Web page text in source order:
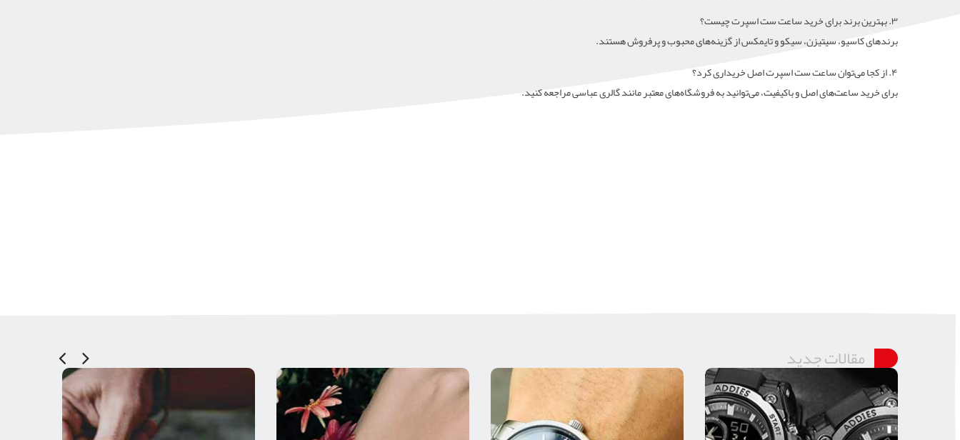
۳. بهترین برند برای خرید ساعت ست اسپرت چیست؟
برندهای کاسیو، سیتیزن، سیکو و تایمکس از گزینه‌های محبوب و پرفروش هستند.
۴. از کجا می‌توان ساعت ست اسپرت اصل خریداری کرد؟
برای خرید ساعت‌های اصل و باکیفیت، می‌توانید به فروشگاه‌های معتبر مانند گالری عباسی مراجعه کنید.
مقالات جدید